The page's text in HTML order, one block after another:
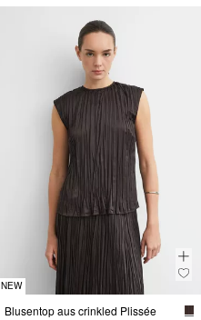
NEW
Blusentop aus crinkled Plissée